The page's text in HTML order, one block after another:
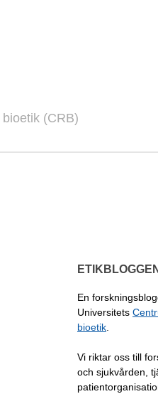
(CRB)
ETIKBLOGGEN
En
Universitets
bioetik
Vi riktar oss till
och sjukvården,